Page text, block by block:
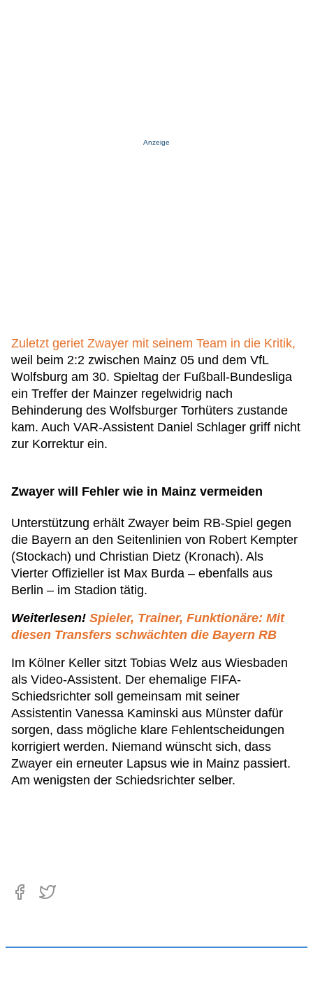
Anzeige
Zuletzt geriet Zwayer mit seinem Team in die Kritik,
weil beim 2:2 zwischen Mainz 05 und dem VfL
Wolfsburg am 30. Spieltag der Fußball-Bundesliga
ein Treffer der Mainzer regelwidrig nach
Behinderung des Wolfsburger Torhüters zustande
kam. Auch VAR-Assistent Daniel Schlager griff nicht
zur Korrektur ein.
Zwayer will Fehler wie in Mainz vermeiden
Unterstützung erhält Zwayer beim RB-Spiel gegen
die Bayern an den Seitenlinien von Robert Kempter
(Stockach) und Christian Dietz (Kronach). Als
Vierter Offizieller ist Max Burda – ebenfalls aus
Berlin – im Stadion tätig.
Weiterlesen! Spieler, Trainer, Funktionäre: Mit
diesen Transfers schwächten die Bayern RB
Im Kölner Keller sitzt Tobias Welz aus Wiesbaden
als Video-Assistent. Der ehemalige FIFA-
Schiedsrichter soll gemeinsam mit seiner
Assistentin Vanessa Kaminski aus Münster dafür
sorgen, dass mögliche klare Fehlentscheidungen
korrigiert werden. Niemand wünscht sich, dass
Zwayer ein erneuter Lapsus wie in Mainz passiert.
Am wenigsten der Schiedsrichter selber.